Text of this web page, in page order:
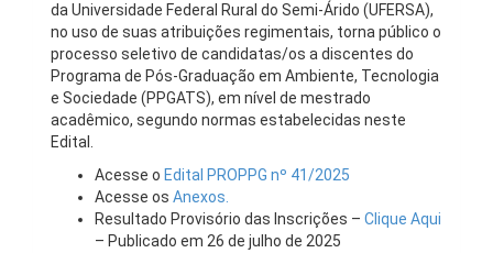
da Universidade Federal Rural do Semi-Árido (UFERSA),
no uso de suas atribuições regimentais, torna público o
processo seletivo de candidatas/os a discentes do
Programa de Pós-Graduação em Ambiente, Tecnologia
e Sociedade (PPGATS), em nível de mestrado
acadêmico, segundo normas estabelecidas neste
Edital.
Acesse o Edital PROPPG nº 41/2025
Acesse os Anexos.
Resultado Provisório das Inscrições – Clique Aqui
– Publicado em 26 de julho de 2025